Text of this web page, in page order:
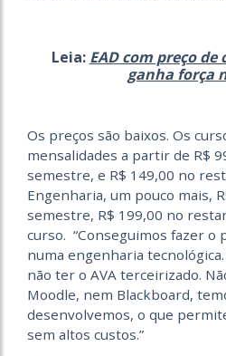
Leia: EAD com preço
ganha força
Os preços são baixos. Os
mensalidades a partir de R$
semestre, e R$ 149,00 no
Engenharia, um pouco mais,
semestre, R$ 199,00 no
curso. “Conseguimos fazer o
numa engenharia
não ter o AVA terceirizado.
Moodle, nem Blackboard,
desenvolvemos, o que
sem altos custos.”